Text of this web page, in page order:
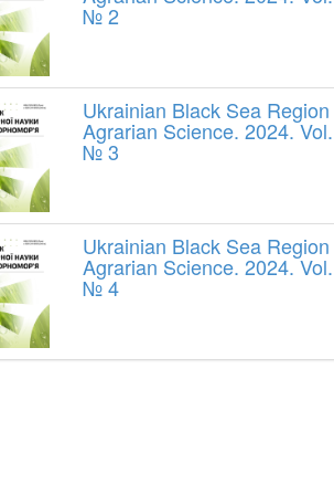
№ 2
Ukrainian Black Sea Region
Agrarian Science. 2024.
№ 3
Ukrainian Black Sea Region
Agrarian Science. 2024.
№ 4